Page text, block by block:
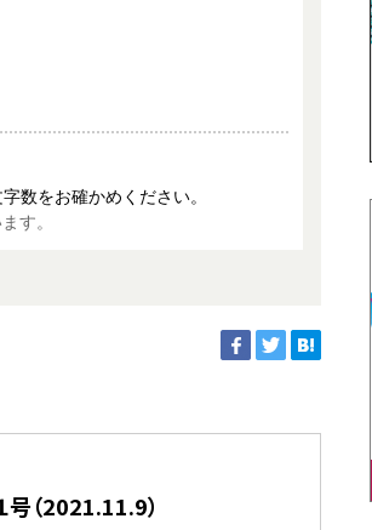
数をお確かめください。
す。
（2021.11.9）